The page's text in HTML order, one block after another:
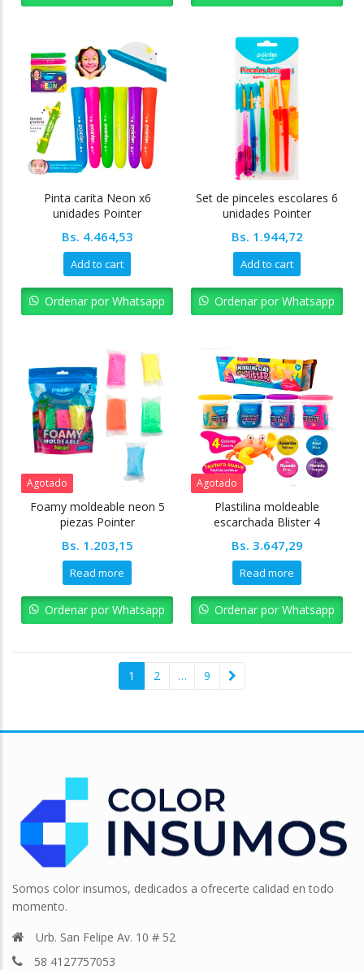
Pinta carita Neon x6
unidades Pointer
Bs. 4.464,53
Add to cart
Ordenar por Whatsapp
Set de pinceles escolares 6
unidades Pointer
Bs. 1.944,72
Add to cart
Ordenar por Whatsapp
Agotado
Foamy moldeable neon 5
piezas Pointer
Bs. 1.203,15
Read more
Ordenar por Whatsapp
Agotado
Plastilina moldeable
escarchada Blister 4
Bs. 3.647,29
Read more
Ordenar por Whatsapp
1 2 … 9
Somos color insumos, dedicados a ofrecerte calidad en todo
momento.
Urb. San Felipe Av. 10 # 52
58 4127757053